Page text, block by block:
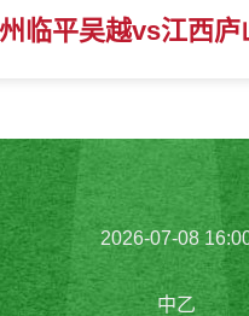
临平吴越vs江西庐
2026-07-08
中乙